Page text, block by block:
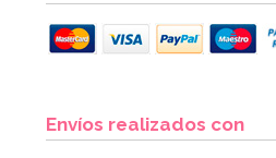
Envíos realizados con